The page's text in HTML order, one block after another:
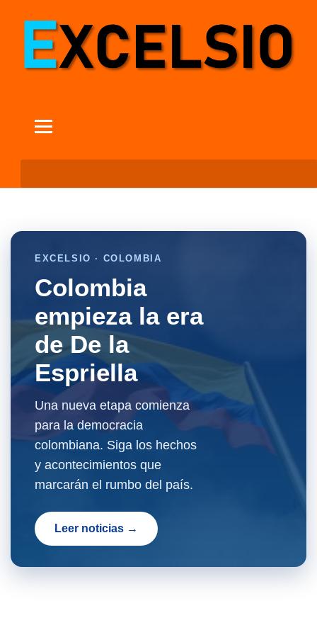
EXCELSIO · COLOMBIA
Colombia
empieza la era
de De la
Espriella
Una nueva etapa comienza
para la democracia
colombiana. Siga los hechos
y acontecimientos que
marcarán el rumbo del país.
Leer noticias →